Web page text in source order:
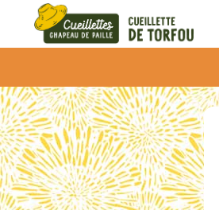
Panneau de gestion des cookies